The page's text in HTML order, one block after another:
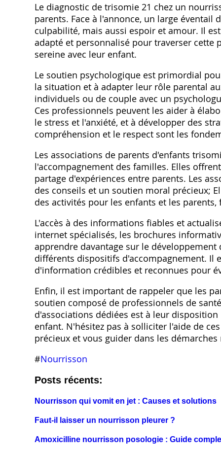
Le diagnostic de trisomie 21 chez un
parents. Face à l'annonce‚ un large éventail
culpabilité‚ mais aussi espoir et amour. Il
adapté et personnalisé pour traverser
sereine avec leur enfant.
Le soutien psychologique est primordial
la situation et à adapter leur rôle parental
individuels ou de couple avec un
Ces professionnels peuvent les aider à
le stress et l'anxiété‚ et à développer des
compréhension et le respect sont les
Les associations de parents d'enfants
l'accompagnement des familles. Elles
partage d'expériences entre parents. Les
des conseils et un soutien moral précieux;
des activités pour les enfants et les
L'accès à des informations fiables et
internet spécialisés‚ les brochures
apprendre davantage sur le développement
différents dispositifs d'accompagnement. Il
d'information crédibles et reconnues pour
Enfin‚ il est important de rappeler que les
soutien composé de professionnels de
d'associations dédiées est à leur
enfant. N'hésitez pas à solliciter l'aide de
précieux et vous guider dans les démarches
#Nourrisson
Posts récents:
Nourrisson qui vomit en jet : Causes et solutions
Faut-il laisser un nourrisson pleurer ?
Amoxicilline nourrisson posologie : Guide